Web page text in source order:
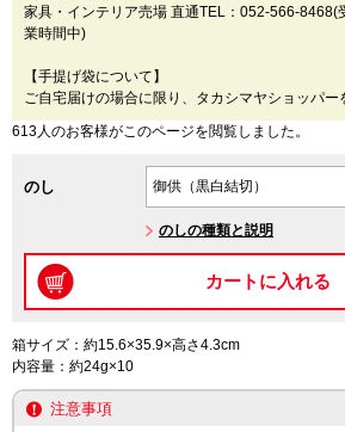
家具・インテリア売場 直通TEL：052-566-8468(
業時間中)
【手提げ袋について】
ご自宅届けの場合に限り、タカシマヤショッパー
613人のお客様がこのページを閲覧しました。
のし
のしの種類と説明
箱サイズ：約15.6×35.9×高さ4.3cm
内容量：約24g×10
注意事項